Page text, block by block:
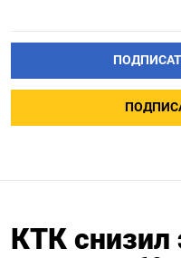
КТК снизил